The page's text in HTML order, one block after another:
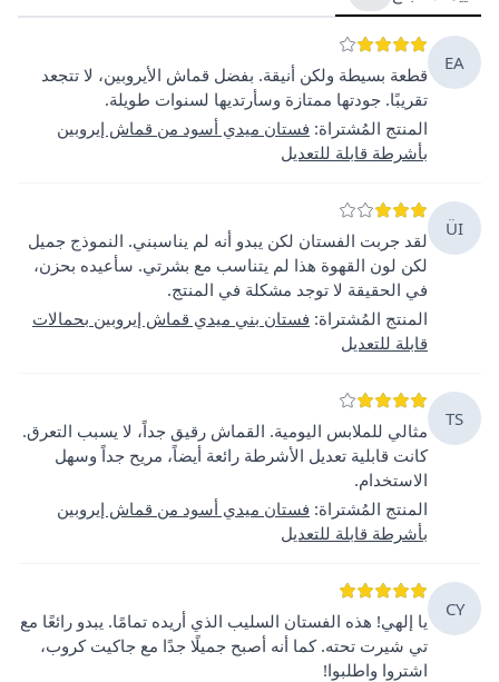
EA
قطعة بسيطة ولكن أنيقة. بفضل قماش الأيروبين، لا تتجعد
تقريبًا. جودتها ممتازة وسأرتديها لسنوات طويلة.
المنتج المُشتراة: فستان ميدي أسود من قماش إيروبين
بأشرطة قابلة للتعديل
ÜI
لقد جربت الفستان لكن يبدو أنه لم يناسبني. النموذج جميل
لكن لون القهوة هذا لم يتناسب مع بشرتي. سأعيده بحزن،
في الحقيقة لا توجد مشكلة في المنتج.
المنتج المُشتراة: فستان بني ميدي قماش إيروبين بحمالات
قابلة للتعديل
TS
مثالي للملابس اليومية. القماش رقيق جداً، لا يسبب التعرق.
كانت قابلية تعديل الأشرطة رائعة أيضاً، مريح جداً وسهل
الاستخدام.
المنتج المُشتراة: فستان ميدي أسود من قماش إيروبين
بأشرطة قابلة للتعديل
CY
يا إلهي! هذه الفستان السليب الذي أريده تمامًا. يبدو رائعًا مع
تي شيرت تحته. كما أنه أصبح جميلًا جدًا مع جاكيت كروب،
اشتروا واطلبوا!